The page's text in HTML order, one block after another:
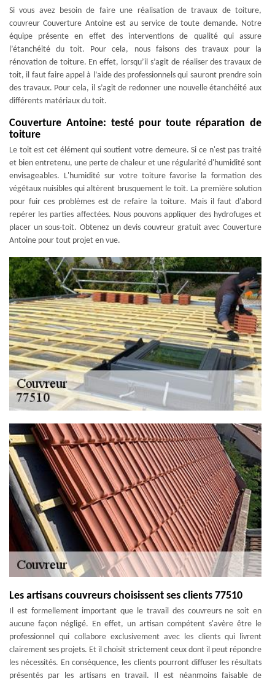
Si vous avez besoin de faire une réalisation de travaux de toiture,
couvreur Couverture Antoine est au service de toute demande. Notre
équipe présente en effet des interventions de qualité qui assure
l’étanchéité du toit. Pour cela, nous faisons des travaux pour la
rénovation de toiture. En effet, lorsqu’il s’agit de réaliser des travaux de
toit, il faut faire appel à l’aide des professionnels qui sauront prendre soin
des travaux. Pour cela, il s’agit de redonner une nouvelle étanchéité aux
différents matériaux du toit.
Couverture Antoine: testé pour toute réparation de
toiture
Le toit est cet élément qui soutient votre demeure. Si ce n'est pas traité
et bien entretenu, une perte de chaleur et une régularité d'humidité sont
envisageables. L'humidité sur votre toiture favorise la formation des
végétaux nuisibles qui altèrent brusquement le toit. La première solution
pour fuir ces problèmes est de refaire la toiture. Mais il faut d'abord
repérer les parties affectées. Nous pouvons appliquer des hydrofuges et
placer un sous-toit. Obtenez un devis couvreur gratuit avec Couverture
Antoine pour tout projet en vue.
Les artisans couvreurs choisissent ses clients 77510
Il est formellement important que le travail des couvreurs ne soit en
aucune façon négligé. En effet, un artisan compétent s'avère être le
professionnel qui collabore exclusivement avec les clients qui livrent
clairement ses projets. Et il choisit strictement ceux dont il peut répondre
les nécessités. En conséquence, les clients pourront diffuser les résultats
présentés par les artisans en travail. Il est néanmoins faisable de